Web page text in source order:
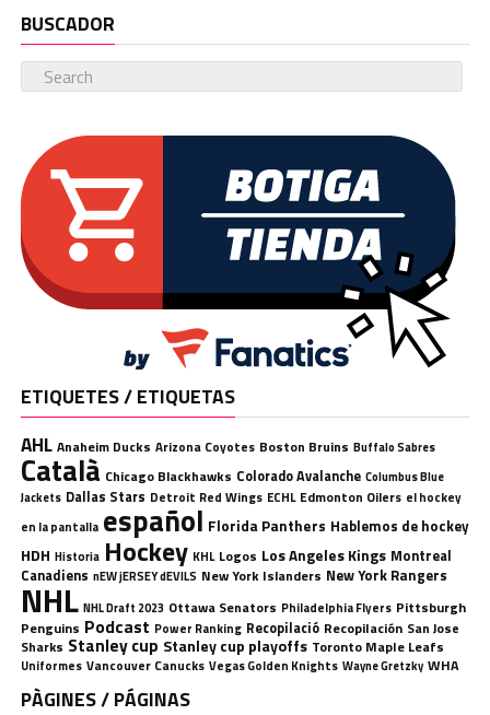
BUSCADOR
ETIQUETES / ETIQUETAS
AHL Anaheim Ducks Arizona Coyotes Boston Bruins Buffalo Sabres
Català Chicago Blackhawks Colorado Avalanche Columbus Blue
Jackets Dallas Stars Detroit Red Wings ECHL Edmonton Oilers el hockey
en la pantalla español Florida Panthers Hablemos de hockey
HDH Historia Hockey KHL Logos Los Angeles Kings Montreal
Canadiens nEW jERSEY dEVILS New York Islanders New York Rangers
NHL NHL Draft 2023 Ottawa Senators Philadelphia Flyers Pittsburgh
Penguins Podcast Power Ranking Recopilació Recopilación San Jose
Sharks Stanley cup Stanley cup playoffs Toronto Maple Leafs
Uniformes Vancouver Canucks Vegas Golden Knights Wayne Gretzky WHA
PÀGINES / PÁGINAS